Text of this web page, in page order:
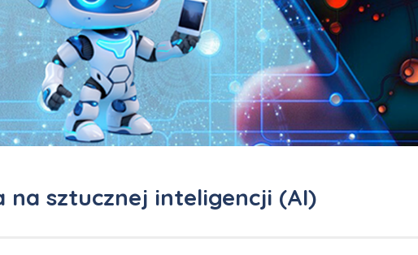
na sztucznej inteligencji (AI)